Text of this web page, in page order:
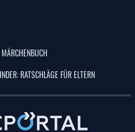
RATSCHLÄGE FÜR ELTERN